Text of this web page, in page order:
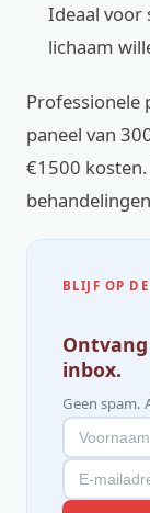
Ideaal voor
lichaam
Professionele
paneel van
€1500
BLIJF OP
inbox.
Geen spam.